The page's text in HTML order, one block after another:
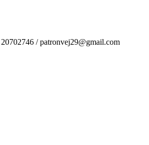
/ patronvej29@gmail.com